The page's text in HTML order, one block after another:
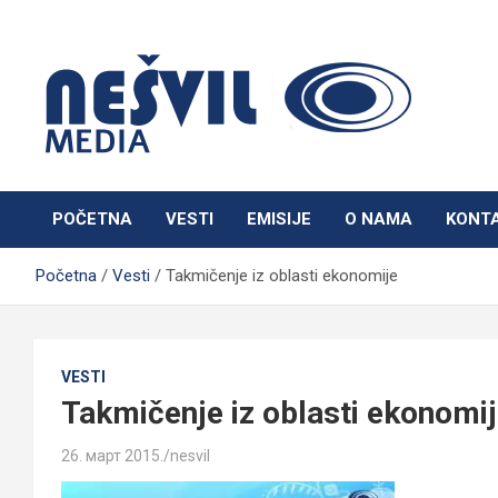
Nešvil Media Bogatić
POČETNA VESTI EMISIJE O NAMA
Početna Vesti Takmičenje iz oblasti ekonomije
VESTI
Takmičenje iz oblasti
26. март 2015. nesvil